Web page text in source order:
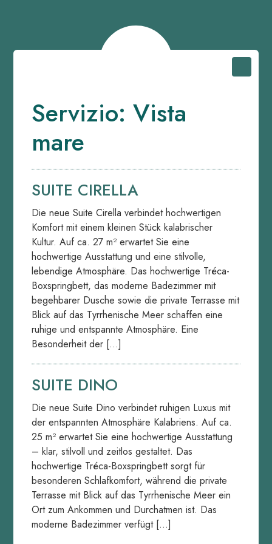
Servizio:Vista
mare
SUITE CIRELLA
Die neue Suite Cirella verbindet hochwertigen
Komfort mit einem kleinen Stück kalabrischer
Kultur. Auf ca. 27 m² erwartet Sie eine
hochwertige Ausstattung und eine stilvolle,
lebendige Atmosphäre. Das hochwertige Tréca-
Boxspringbett, das moderne Badezimmer mit
begehbarer Dusche sowie die private Terrasse mit
Blick auf das Tyrrhenische Meer schaffen eine
ruhige und entspannte Atmosphäre. Eine
Besonderheit der […]
SUITE DINO
Die neue Suite Dino verbindet ruhigen Luxus mit
der entspannten Atmosphäre Kalabriens. Auf ca.
25 m² erwartet Sie eine hochwertige Ausstattung
– klar, stilvoll und zeitlos gestaltet. Das
hochwertige Tréca-Boxspringbett sorgt für
besonderen Schlafkomfort, während die private
Terrasse mit Blick auf das Tyrrhenische Meer ein
Ort zum Ankommen und Durchatmen ist. Das
moderne Badezimmer verfügt […]